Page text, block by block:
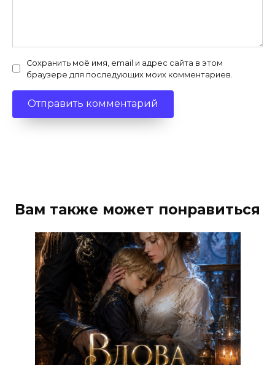
Сохранить моё имя, email и адрес сайта в этом
браузере для последующих моих комментариев.
Вам также может понравиться